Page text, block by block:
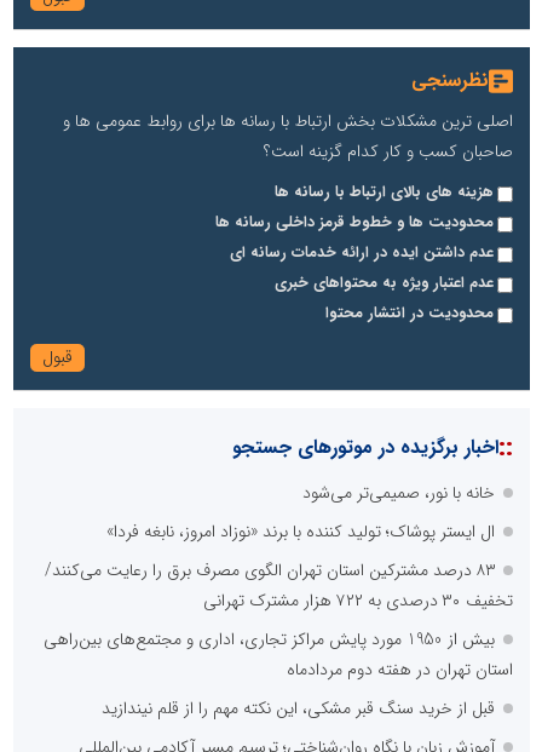
نظرسنجی
اصلی ترین مشکلات بخش ارتباط با رسانه ها برای روابط عمومی ها و
صاحبان کسب و کار کدام گزینه است؟
هزینه های بالای ارتباط با رسانه ها
محدودیت ها و خطوط قرمز داخلی رسانه ها
عدم داشتن ایده در ارائه خدمات رسانه ای
عدم اعتبار ویژه به محتواهای خبری
محدودیت در انتشار محتوا
::اخبار برگزیده در موتورهای جستجو
خانه با نور، صمیمی‌تر می‌شود
ال ایستر پوشاک؛ تولید کننده با برند «نوزاد امروز، نابغه فردا»
۸۳ درصد مشترکین استان تهران الگوی مصرف برق را رعایت می‌کنند/
تخفیف ۳۰ درصدی به ۷۲۲ هزار مشترک تهرانی
بیش از 1950 مورد پایش مراکز تجاری، اداری و مجتمع‌های بین‌راهی
استان تهران در هفته دوم مردادماه
قبل از خرید سنگ قبر مشکی، این نکته مهم را از قلم نیندازید